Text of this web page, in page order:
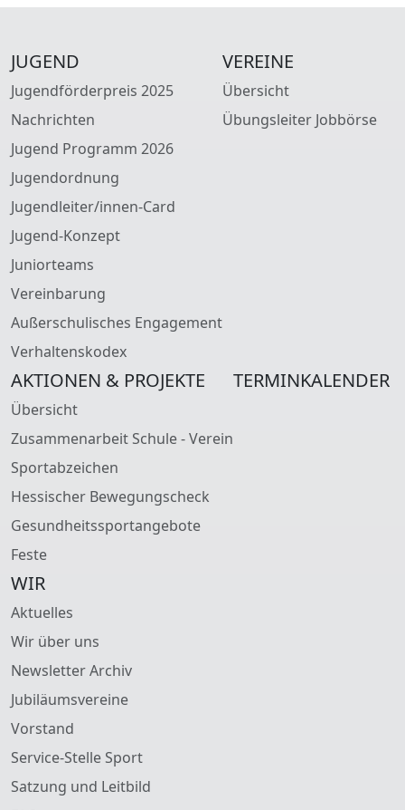
JUGEND
Jugendförderpreis 2025
Nachrichten
Jugend Programm 2026
Jugendordnung
Jugendleiter/innen-Card
Jugend-Konzept
Juniorteams
Vereinbarung
Außerschulisches Engagement
Verhaltenskodex
VEREINE
Übersicht
Übungsleiter Jobbörse
AKTIONEN & PROJEKTE
Übersicht
Zusammenarbeit Schule - Verein
Sportabzeichen
Hessischer Bewegungscheck
Gesundheitssportangebote
Feste
TERMINKALENDER
WIR
Aktuelles
Wir über uns
Newsletter Archiv
Jubiläumsvereine
Vorstand
Service-Stelle Sport
Satzung und Leitbild